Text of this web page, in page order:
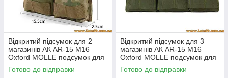
Відкритий підсумок для 2
магазинів АК AR-15 M16
Oxford MOLLE подсумок для
магазину АК 74 Multicam
Мультикам
Готово до відправки
Відкритий підсумок для 3
магазинів АК AR-15 M16
Oxford MOLLE подсумок для
магазину АК 74 Олива
Готово до відправки